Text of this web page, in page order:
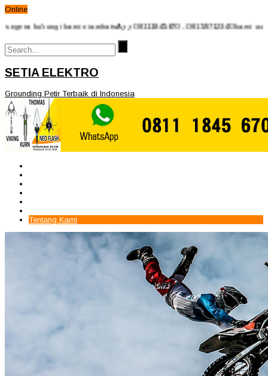
Online
kami via whatsApp 08111845670 - 08159712340 kami ucapkan
SETIA ELEKTRO
Grounding Petir Terbaik di Indonesia
Tentang Kami